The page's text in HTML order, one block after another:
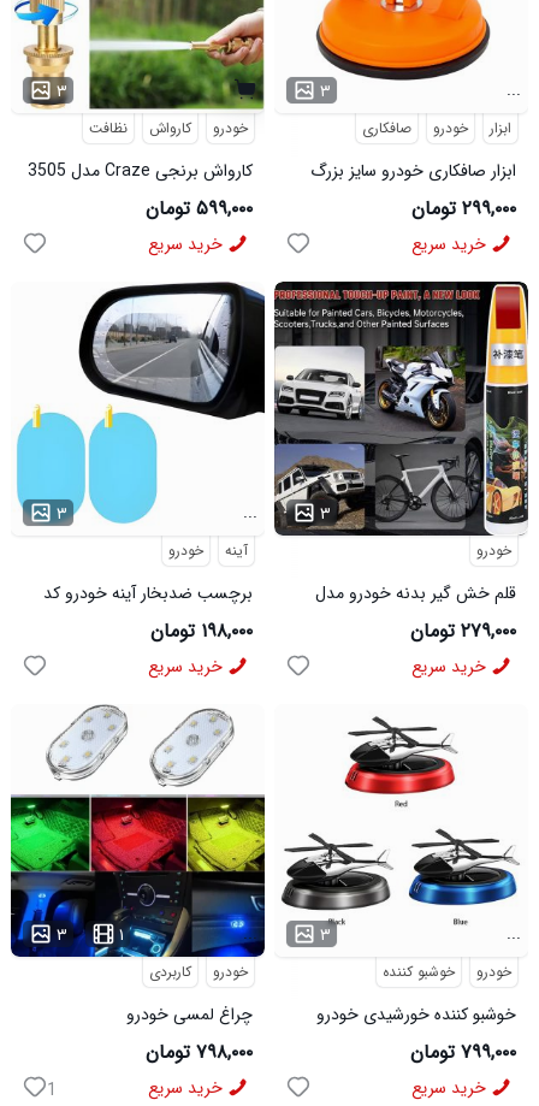
۳
خودرو کارواش نظافت
کارواش برنجی Craze مدل 3505
۵۹۹,۰۰۰ تومان
خرید سریع
۳ ...
ابزار خودرو صافکاری
ابزار صافکاری خودرو سایز بزرگ
مدل 46735
۲۹۹,۰۰۰ تومان
خرید سریع
۳ ...
آینه خودرو
برچسب ضدبخار آینه خودرو کد
6249
۱۹۸,۰۰۰ تومان
خرید سریع
۳ ...
خودرو
قلم خش گیر بدنه خودرو مدل
46587
۲۷۹,۰۰۰ تومان
خرید سریع
۳ ۱ ...
خودرو کاربردی
چراغ لمسی خودرو
۷۹۸,۰۰۰ تومان
خرید سریع 1
۳ ...
خودرو خوشبو کننده
خوشبو کننده خورشیدی خودرو
طرح هلیکوپتری مدل 45569
۷۹۹,۰۰۰ تومان
خرید سریع